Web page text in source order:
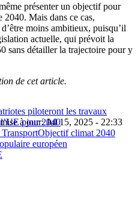
présenter un objectif pour
2040. Mais dans ce cas,
moins ambitieux, puisqu’il
actuelle, qui prévoit la
sans détailler la trajectoire pour y
de cet article.
piloteront les travaux
pour 2040
à jour: Jul 15, 2025 - 22:33
Objectif climat 2040
européen